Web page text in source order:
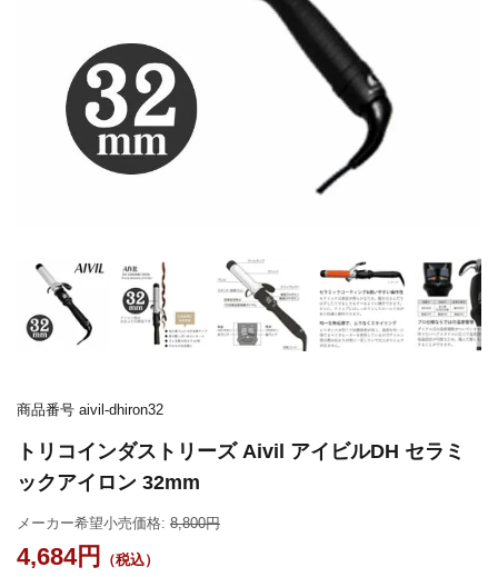
商品番号 aivil-dhiron32
トリコインダストリーズ Aivil アイビルDH セラミ
ックアイロン 32mm
メーカー希望小売価格: 8,800
4,684